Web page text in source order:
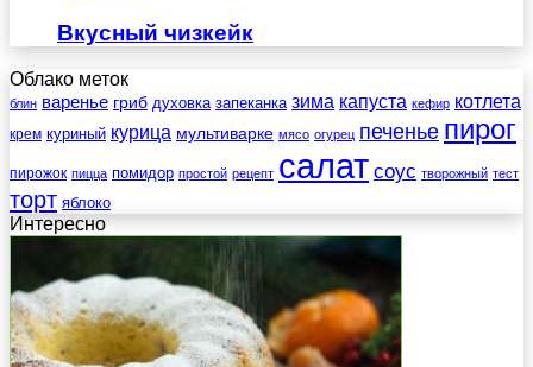
Вкусный чизкейк
Облако меток
блин варенье гриб духовка запеканка зима капуста кефир котлета
крем куриный курица мультиварке мясо огурец печенье пирог
пирожок пицца помидор простой рецепт салат соус творожный тест
торт яблоко
Интересно